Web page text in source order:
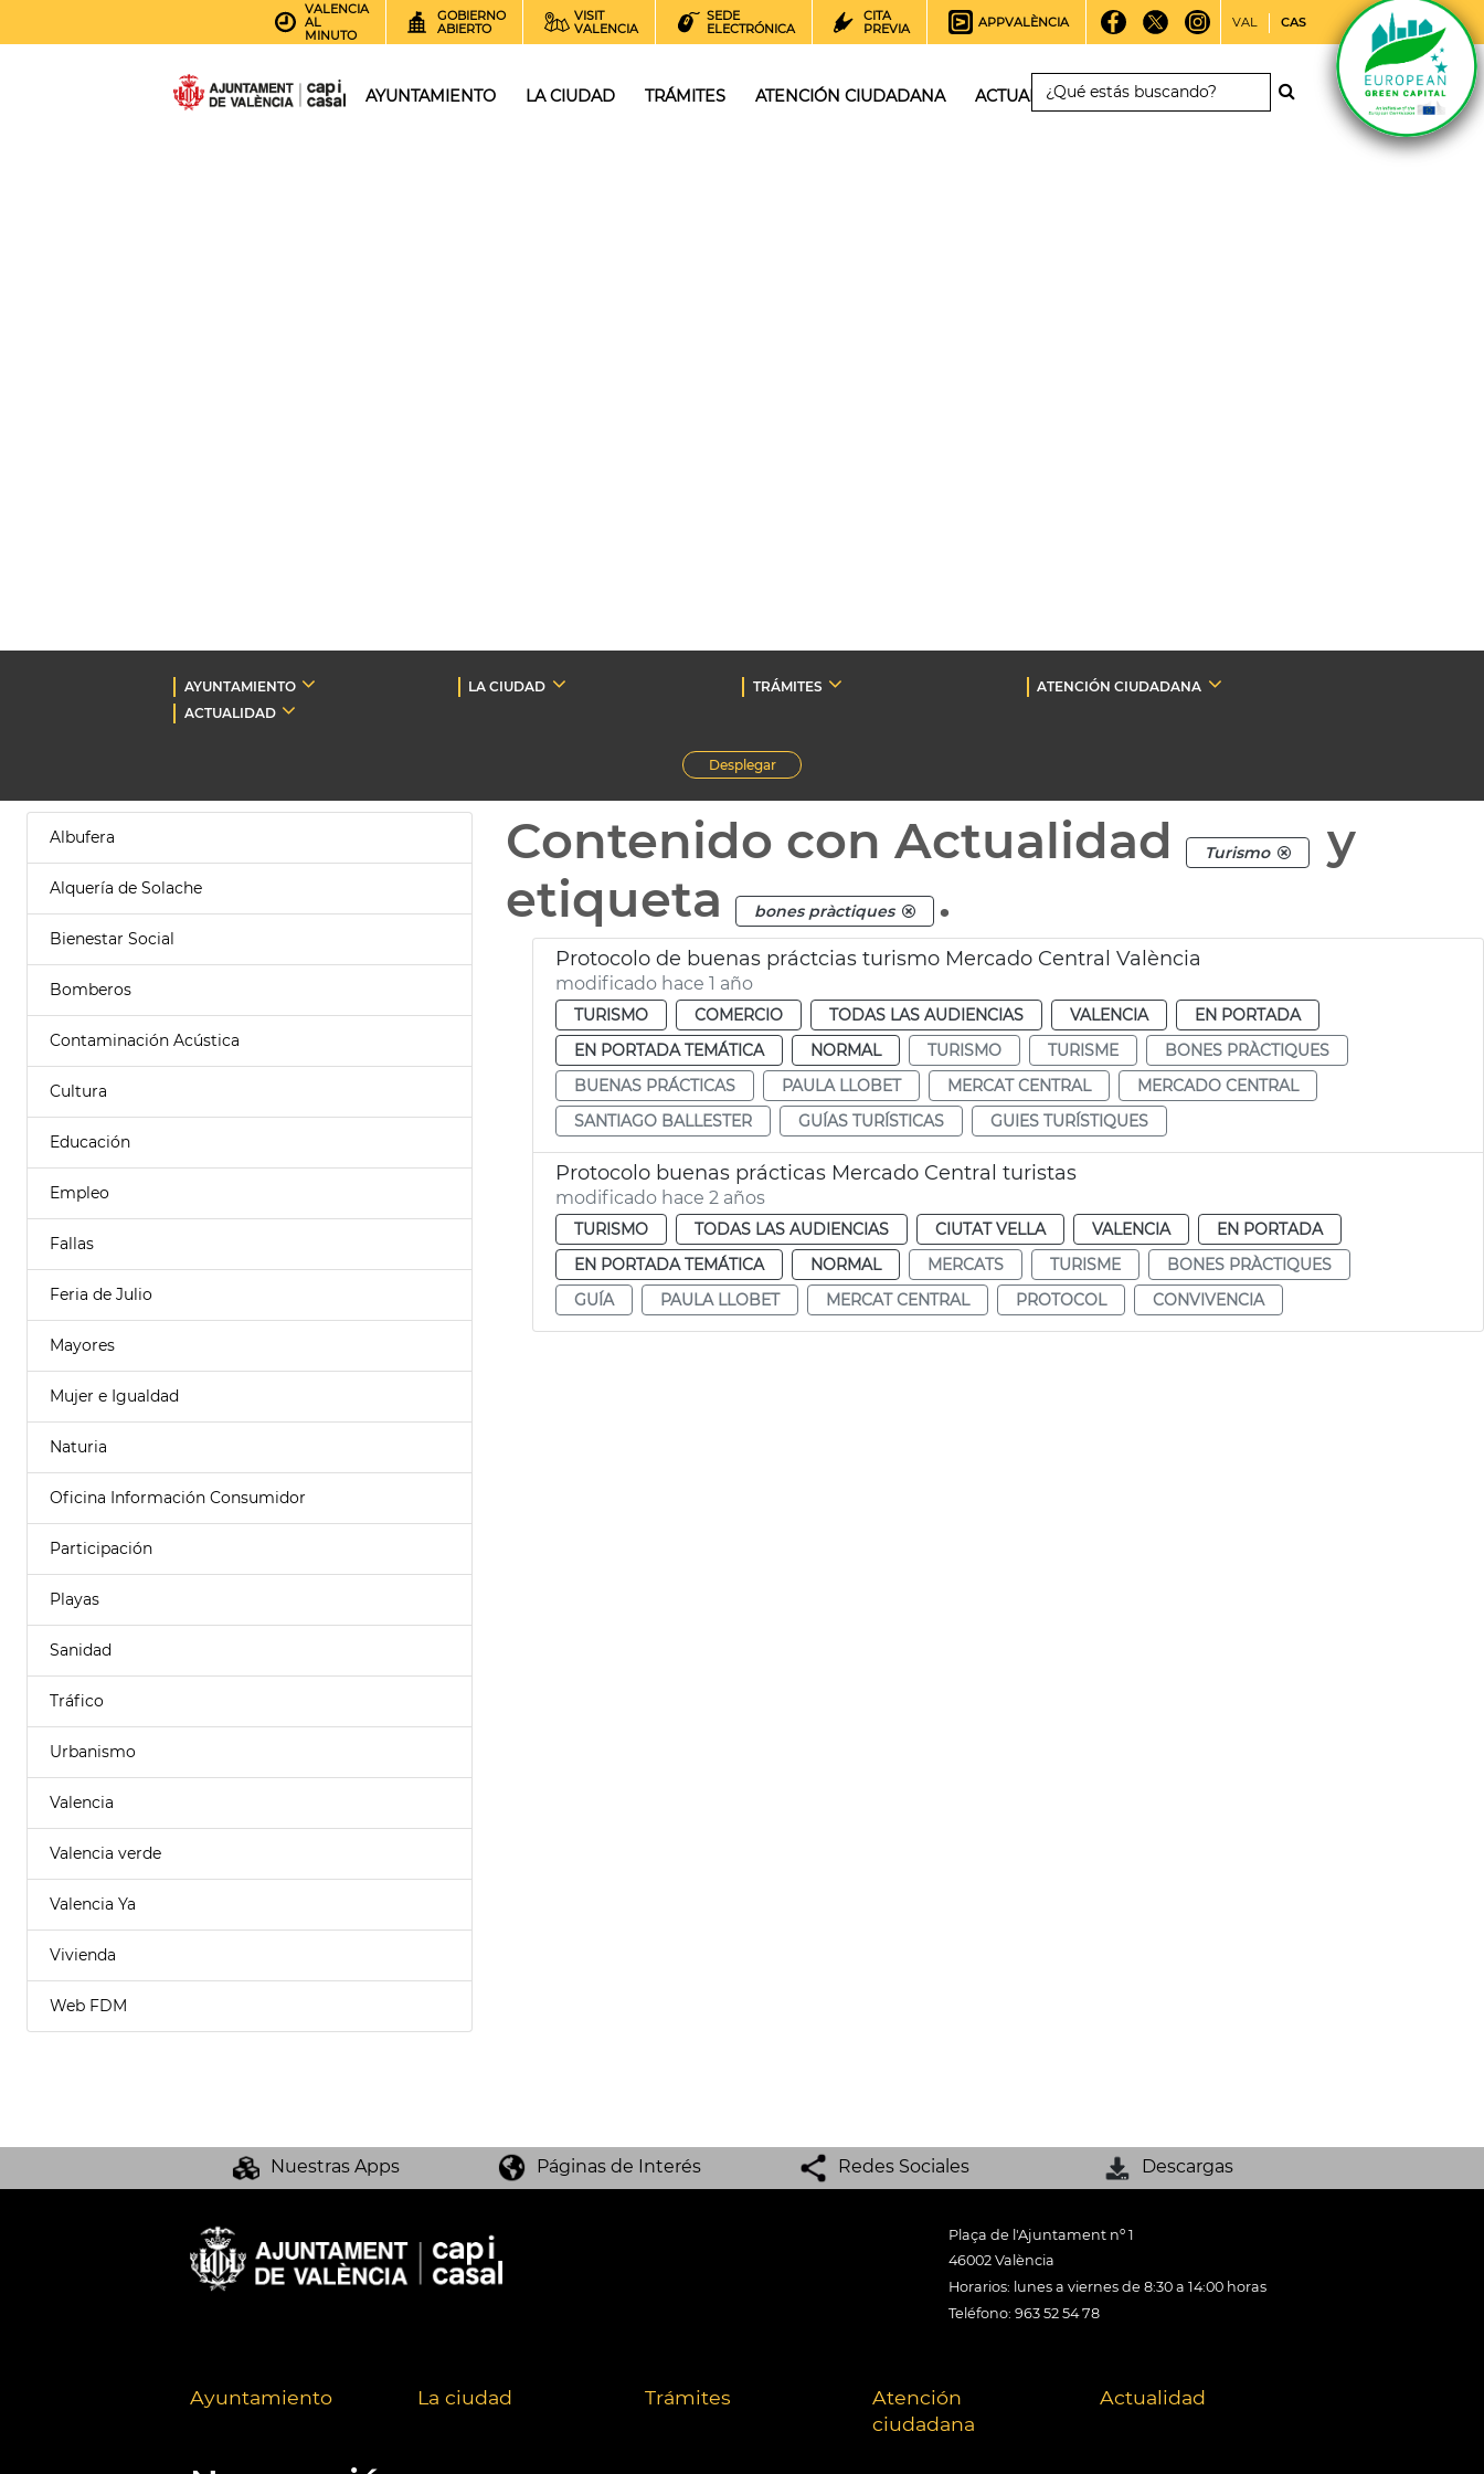
VALENCIA
AL
MINUTO
GOBIERNO
ABIERTO
VISIT
VALENCIA
SEDE
ELECTRÓNICA
CITA
PREVIA
APPVALÈNCIA VAL CAS
AYUNTAMIENTO LA CIUDAD TRÁMITES ATENCIÓN CIUDADANA ACTUALIDAD
AYUNTAMIENTO LA CIUDAD TRÁMITES
ATENCIÓN CIUDADANA
ACTUALIDAD
Desplegar
Albufera
Alquería de Solache
Bienestar Social
Bomberos
Contaminación Acústica
Cultura
Educación
Empleo
Fallas
Feria de Julio
Mayores
Mujer e Igualdad
Naturia
Oficina Información Consumidor
Participación
Playas
Sanidad
Tráfico
Urbanismo
Valencia
Valencia verde
Valencia Ya
Vivienda
Web FDM
Contenido con Actualidad Turismo
y
etiqueta
bones pràctiques .
Protocolo de buenas práctcias turismo Mercado Central València
modificado hace 1 año
TURISMO COMERCIO TODAS LAS AUDIENCIAS VALENCIA
EN PORTADA
EN PORTADA TEMÁTICA
NORMAL TURISMO TURISME
BONES PRÀCTIQUES
BUENAS PRÁCTICAS
PAULA LLOBET MERCAT CENTRAL
MERCADO CENTRAL
SANTIAGO BALLESTER
GUÍAS TURÍSTICAS GUIES TURÍSTIQUES
Protocolo buenas prácticas Mercado Central turistas
modificado hace 2 años
TURISMO TODAS LAS AUDIENCIAS CIUTAT VELLA VALENCIA
EN PORTADA
EN PORTADA TEMÁTICA
NORMAL MERCATS TURISME
BONES PRÀCTIQUES
GUÍA
PAULA LLOBET MERCAT CENTRAL PROTOCOL CONVIVENCIA
Nuestras Apps Páginas de Interés Redes Sociales Descargas
Plaça de l'Ajuntament nº 1
46002 València
Horarios: lunes a viernes de 8:30 a 14:00 horas
Teléfono: 963 52 54 78
Ayuntamiento La ciudad Trámites
Atención
ciudadana
Actualidad